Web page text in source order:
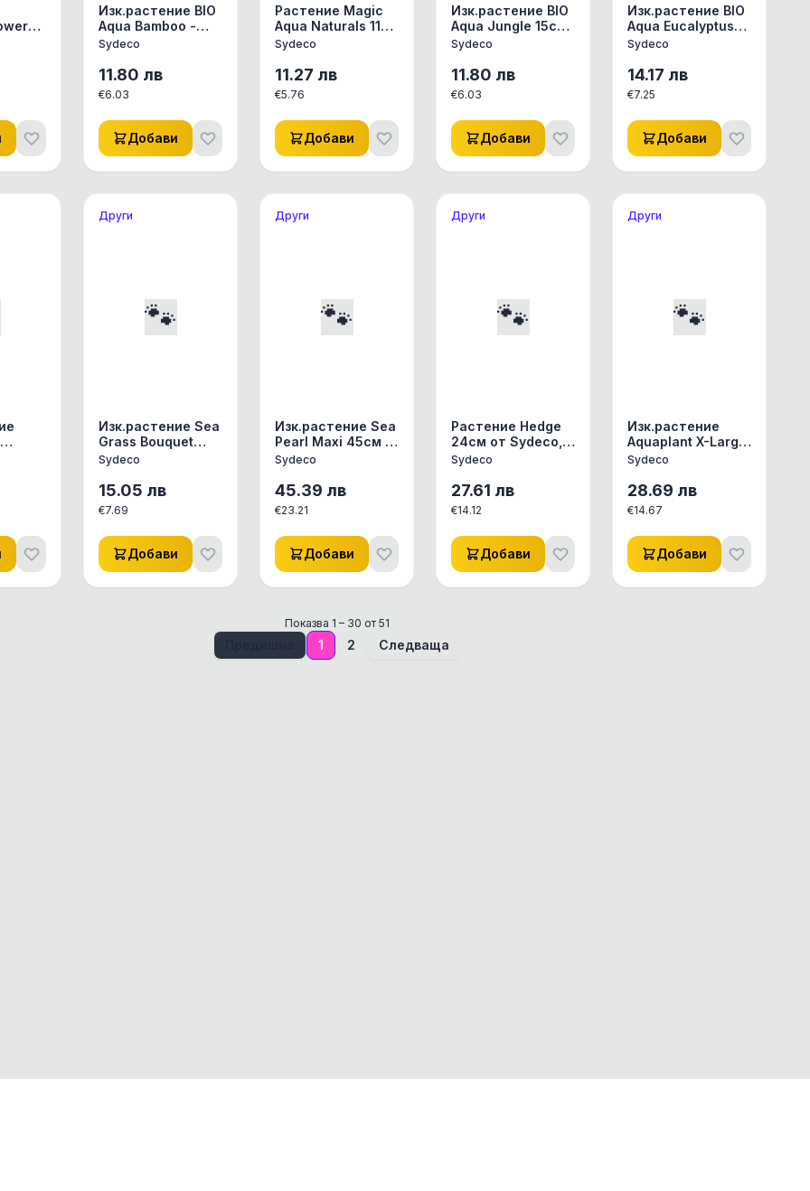
Изк.растение BIO
Aqua Bamboo -
25см от Sydeco,
Sydeco
11.80 лв
€6.03
Добави
Растение Magic
Aqua Naturals 11см
от Sydeco,
Sydeco
11.27 лв
€5.76
Добави
Изк.растение BIO
Aqua Jungle 15см
- 385005
Sydeco
11.80 лв
€6.03
Добави
Изк.растение BIO
Aqua Eucalyptus
23см - 385002
Sydeco
14.17 лв
€7.25
Добави
-
Други
🐾
Изк.растение Sea
Grass Bouquet
16см - 350201
Sydeco
15.05 лв
€7.69
Добави
Други
🐾
Изк.растение Sea
Pearl Maxi 45см -
350119
Sydeco
45.39 лв
€23.21
Добави
Други
🐾
Растение Hedge
24см от Sydeco,
Франция
Sydeco
27.61 лв
€14.12
Добави
Други
🐾
Изк.растение
Aquaplant X-Large
35см - 349700
Sydeco
28.69 лв
€14.67
Добави
Показва 1 – 30 от 51
1 2 Следваща